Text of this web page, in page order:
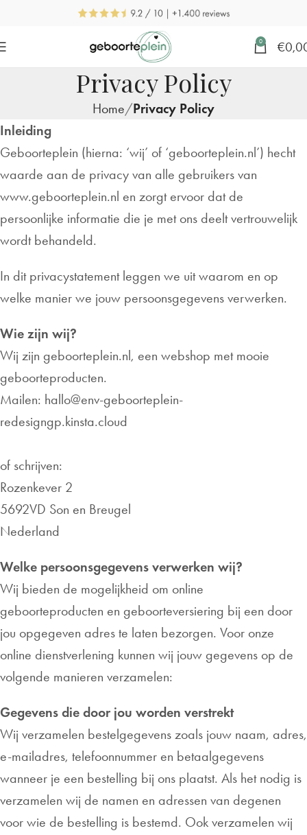
0 €
Privacy Policy
Home Privacy Policy
Inleiding
Geboorteplein (hierna: ‘wij’ of ‘geboorteplein.nl’) hecht
waarde aan de privacy van alle gebruikers van
www.geboorteplein.nl en zorgt ervoor dat de
persoonlijke informatie die je met ons deelt vertrouwelijk
wordt behandeld.
In dit privacystatement leggen we uit waarom en op
welke manier we jouw persoonsgegevens verwerken.
Wie zijn wij?
Wij zijn geboorteplein.nl, een webshop met mooie
geboorteproducten.
Mailen: hallo@env-geboorteplein-
redesigngp.kinsta.cloud
of schrijven:
Rozenkever 2
5692VD Son en Breugel
Nederland
Welke persoonsgegevens verwerken wij?
Wij bieden de mogelijkheid om online
geboorteproducten en geboorteversiering bij een door
jou opgegeven adres te laten bezorgen. Voor onze
online dienstverlening kunnen wij jouw gegevens op de
volgende manieren verzamelen:
Gegevens die door jou worden verstrekt
Wij verzamelen bestelgegevens zoals jouw naam, adres,
e-mailadres, telefoonnummer en betaalgegevens
wanneer je een bestelling bij ons plaatst. Als het nodig is
verzamelen wij de namen en adressen van degenen
voor wie de bestelling is bestemd. Ook verzamelen wij